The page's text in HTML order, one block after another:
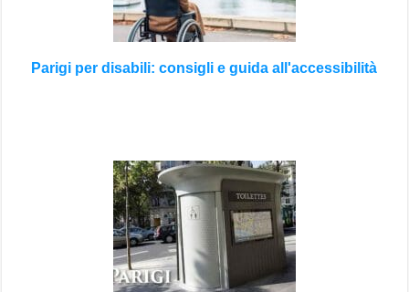
Parigi per disabili: consigli e guida all'accessibilità